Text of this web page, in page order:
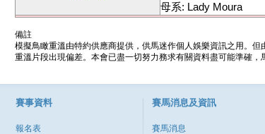
母系: Lady Moura
備註
模擬鳥瞰重溫由特約供應商提供，供馬迷作個人娛樂資訊之用。
重溫片段出現偏差。本會已盡一切努力務求有關資料盡可能準確
賽事資料
報名表
賽馬消息及資訊
賽馬消息